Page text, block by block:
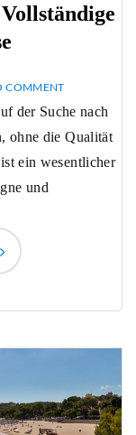
COMMENT
ohne die Qualität
ein wesentlicher
und